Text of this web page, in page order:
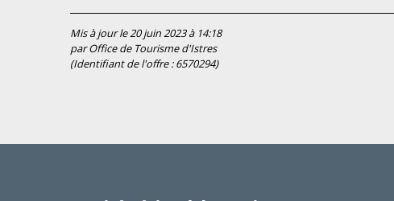
Mis à jour le 20 juin 2023 à 14:18
par Office de Tourisme d'Istres
(Identifiant de l'offre :6570294)